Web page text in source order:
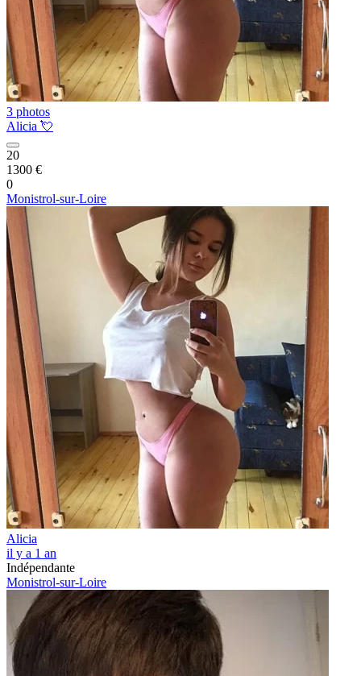
3 photos
Alicia 💘
20
1300 €
0
Monistrol-sur-Loire
Alicia
il y a 1 an
Indépendante
Monistrol-sur-Loire